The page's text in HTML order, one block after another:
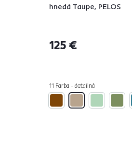
hnedá Taupe, PELOS
125 €
11 Farba - detailná